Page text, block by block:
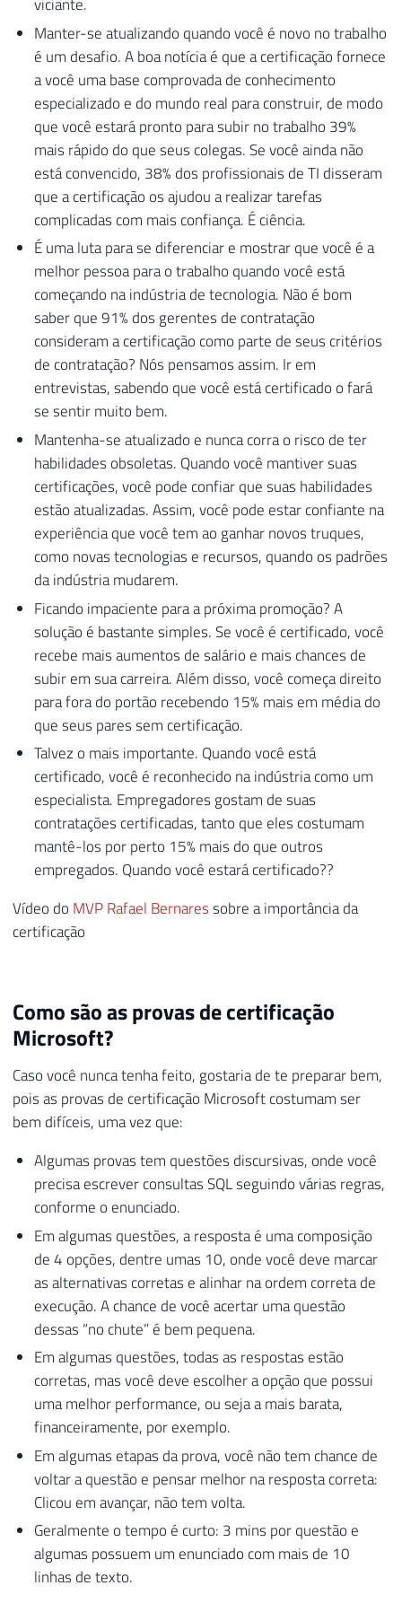
viciante.
Manter-se atualizando quando você é novo no trabalho
é um desafio. A boa notícia é que a certificação fornece
a você uma base comprovada de conhecimento
especializado e do mundo real para construir, de modo
que você estará pronto para subir no trabalho 39%
mais rápido do que seus colegas. Se você ainda não
está convencido, 38% dos profissionais de TI disseram
que a certificação os ajudou a realizar tarefas
complicadas com mais confiança. É ciência.
É uma luta para se diferenciar e mostrar que você é a
melhor pessoa para o trabalho quando você está
começando na indústria de tecnologia. Não é bom
saber que 91% dos gerentes de contratação
consideram a certificação como parte de seus critérios
de contratação? Nós pensamos assim. Ir em
entrevistas, sabendo que você está certificado o fará
se sentir muito bem.
Mantenha-se atualizado e nunca corra o risco de ter
habilidades obsoletas. Quando você mantiver suas
certificações, você pode confiar que suas habilidades
estão atualizadas. Assim, você pode estar confiante na
experiência que você tem ao ganhar novos truques,
como novas tecnologias e recursos, quando os padrões
da indústria mudarem.
Ficando impaciente para a próxima promoção? A
solução é bastante simples. Se você é certificado, você
recebe mais aumentos de salário e mais chances de
subir em sua carreira. Além disso, você começa direito
para fora do portão recebendo 15% mais em média do
que seus pares sem certificação.
Talvez o mais importante. Quando você está
certificado, você é reconhecido na indústria como um
especialista. Empregadores gostam de suas
contratações certificadas, tanto que eles costumam
mantê-los por perto 15% mais do que outros
empregados. Quando você estará certificado??
Vídeo do MVP Rafael Bernaressobre a importância da
certificação
Como são as provas de certificação
Microsoft?
Caso você nunca tenha feito, gostaria de te preparar bem,
pois as provas de certificação Microsoft costumam ser
bem difíceis, uma vez que:
Algumas provas tem questões discursivas, onde você
precisa escrever consultas SQL seguindo várias regras,
conforme o enunciado.
Em algumas questões, a resposta é uma composição
de 4 opções, dentre umas 10, onde você deve marcar
as alternativas corretas e alinhar na ordem correta de
execução. A chance de você acertar uma questão
dessas “no chute” é bem pequena.
Em algumas questões, todas as respostas estão
corretas, mas você deve escolher a opção que possui
uma melhor performance, ou seja a mais barata,
financeiramente, por exemplo.
Em algumas etapas da prova, você não tem chance de
voltar a questão e pensar melhor na resposta correta:
Clicou em avançar, não tem volta.
Geralmente o tempo é curto: 3 mins por questão e
algumas possuem um enunciado com mais de 10
linhas de texto.